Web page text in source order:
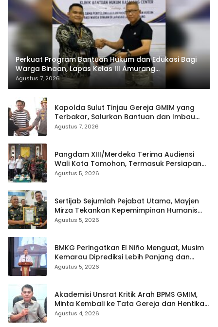
Perkuat Program Bantuan Hukum dan Edukasi Bagi
Warga Binaan, Lapas Kelas III Amurang
Tandatangani MoU Dengan LBH KASALANG CENTER
Agustus 7, 2026
Kapolda Sulut Tinjau Gereja GMIM yang
Terbakar, Salurkan Bantuan dan Imbau
Waspada Musim Kemarau
Agustus 7, 2026
Pangdam XIII/Merdeka Terima Audiensi
Wali Kota Tomohon, Termasuk Persiapan
TIFF
Agustus 5, 2026
Sertijab Sejumlah Pejabat Utama, Mayjen
Mirza Tekankan Kepemimpinan Humanis
dan Profesional
Agustus 5, 2026
BMKG Peringatkan El Niño Menguat, Musim
Kemarau Diprediksi Lebih Panjang dan
Kering pada Agustus–September
Agustus 5, 2026
Akademisi Unsrat Kritik Arah BPMS GMIM,
Minta Kembali ke Tata Gereja dan Hentikan
Polarisasi
Agustus 4, 2026